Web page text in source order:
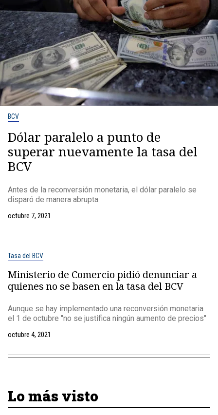
BCV
Dólar paralelo a punto de
superar nuevamente la tasa del
BCV
Antes de la reconversión monetaria, el dólar paralelo se
disparó de manera abrupta
octubre 7, 2021
Tasa del BCV
Ministerio de Comercio pidió denunciar a
quienes no se basen en la tasa del BCV
Aunque se hay implementado una reconversión monetaria
el 1 de octubre "no se justifica ningún aumento de precios"
octubre 4, 2021
Lo más visto